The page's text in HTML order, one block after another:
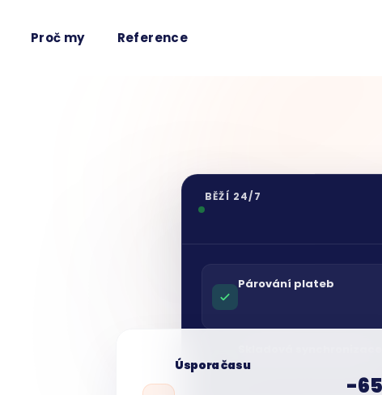
Proč my Reference
BĚŽÍ 24/7
Párování plateb
Úspora času
-65